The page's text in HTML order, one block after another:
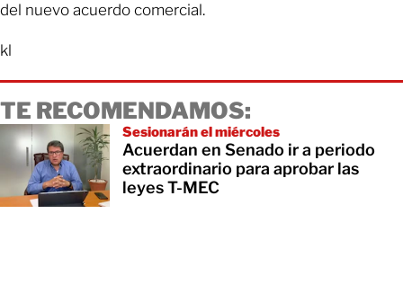
del nuevo acuerdo comercial.
kl
TE RECOMENDAMOS:
Sesionarán el miércoles
Acuerdan en Senado ir a periodo
extraordinario para aprobar las
leyes T-MEC